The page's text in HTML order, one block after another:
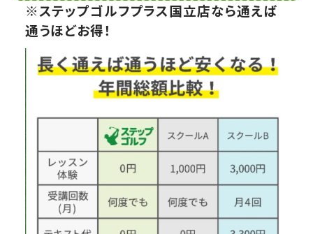
※ステップゴルフプラス国立店なら通えば
通うほどお得！